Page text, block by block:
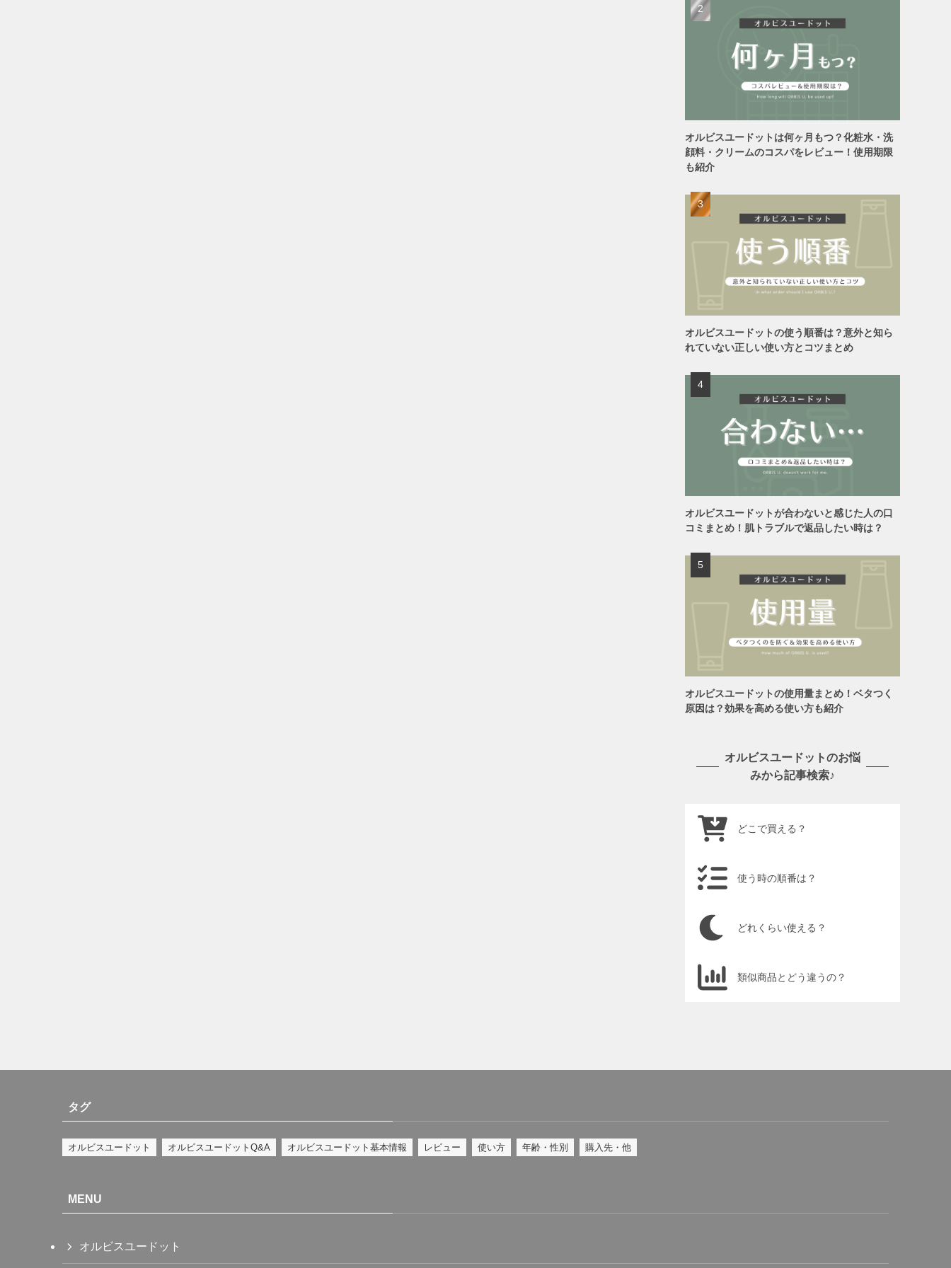
オルビスユードットは何ヶ月もつ？化粧水・洗
顔料・クリームのコスパをレビュー！使用期限
も紹介
オルビスユードットの使う順番は？意外と知ら
れていない正しい使い方とコツまとめ
オルビスユードットが合わないと感じた人の口
コミまとめ！肌トラブルで返品したい時は？
オルビスユードットの使用量まとめ！ベタつく
原因は？効果を高める使い方も紹介
オルビスユードットのお悩
みから記事検索♪
どこで買える？
使う時の順番は？
どれくらい使える？
類似商品とどう違うの？
タグ
オルビスユードット オルビスユードットQ&A オルビスユードット基本情報 レビュー 使い方 年齢・性別 購入先・他
MENU
オルビスユードット